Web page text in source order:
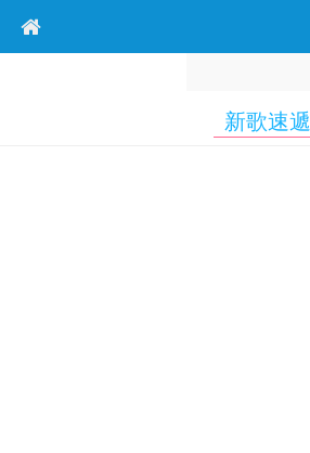
新歌速遞